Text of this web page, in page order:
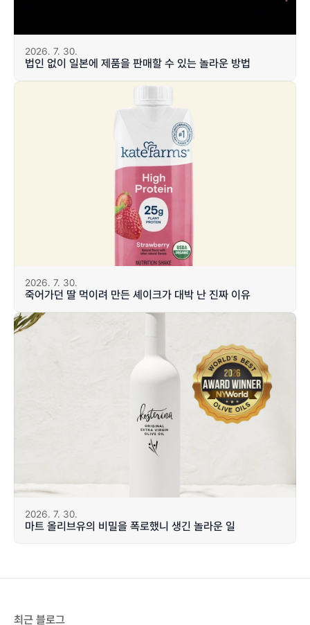
2026. 7. 30.
법인 없이 일본에 제품을 판매할 수 있는 놀라운 방법
2026. 7. 30.
죽어가던 딸 먹이려 만든 셰이크가 대박 난 진짜 이유
2026. 7. 30.
마트 올리브유의 비밀을 폭로했니 생긴 놀라운 일
최근 블로그